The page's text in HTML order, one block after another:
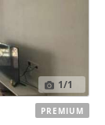
1/1
PREMIUM